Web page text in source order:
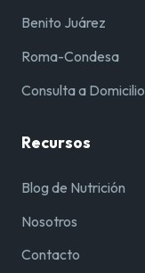
Benito Juárez
Roma-Condesa
Consulta a Domicilio
Recursos
Blog de Nutrición
Nosotros
Contacto